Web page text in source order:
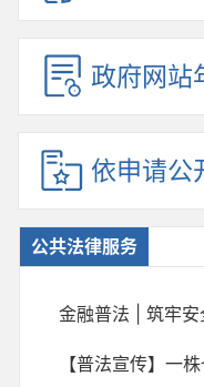
政府网站
依申请公
公共法律服务